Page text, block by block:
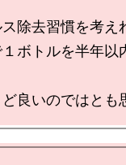
除去習慣を考え
ボトルを半年以